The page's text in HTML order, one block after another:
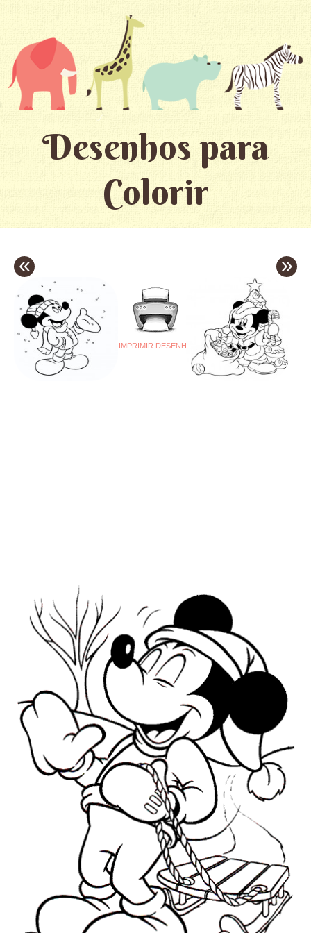
Desenhos para
Colorir
«
IMPRIMIR DESENHO
»